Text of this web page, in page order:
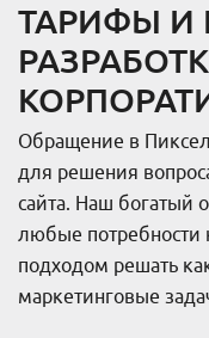
ТАРИФЫ И
Обращение в
для решения
сайта. Наш богатый
любые потребности
подходом решать
маркетинговые